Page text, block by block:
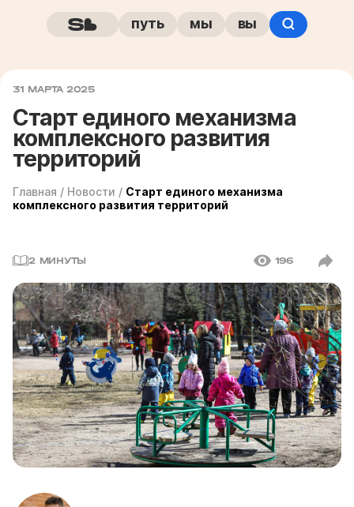
путь мы вы
31 МАРТА 2025
Старт единого механизма
комплексного развития
территорий
Главная / Новости / Старт единого механизма
комплексного развития территорий
2 МИНУТЫ 196